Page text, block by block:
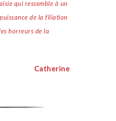
qui ressemble à un
de la filiation
horreurs de la
Catherine